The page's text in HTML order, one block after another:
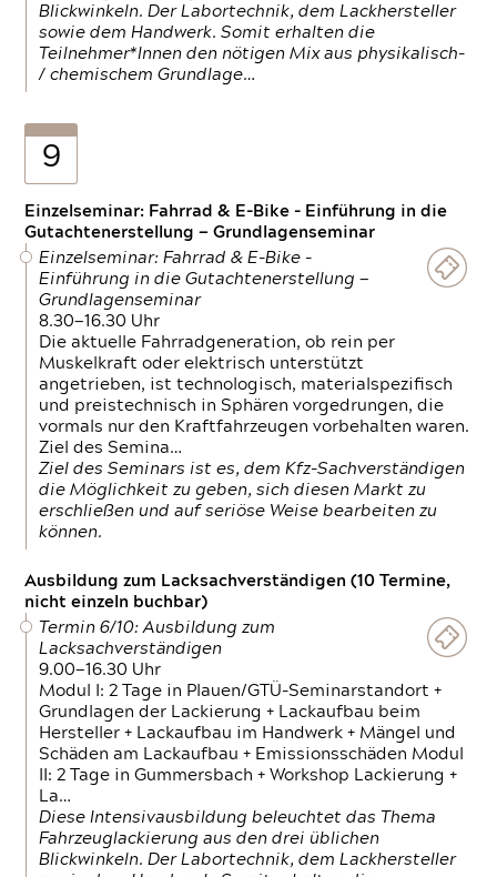
Blickwinkeln. Der Labortechnik, dem Lackhersteller
sowie dem Handwerk. Somit erhalten die
Teilnehmer*Innen den nötigen Mix aus physikalisch-
/ chemischem Grundlage…
9
Einzelseminar: Fahrrad & E-Bike - Einführung in die
Gutachtenerstellung — Grundlagenseminar
Einzelseminar: Fahrrad & E-Bike -
Einführung in die Gutachtenerstellung —
Grundlagenseminar
8.30—16.30 Uhr
Die aktuelle Fahrradgeneration, ob rein per
Muskelkraft oder elektrisch unterstützt
angetrieben, ist technologisch, materialspezifisch
und preistechnisch in Sphären vorgedrungen, die
vormals nur den Kraftfahrzeugen vorbehalten waren.
Ziel des Semina…
Ziel des Seminars ist es, dem Kfz-Sachverständigen
die Möglichkeit zu geben, sich diesen Markt zu
erschließen und auf seriöse Weise bearbeiten zu
können.
Ausbildung zum Lacksachverständigen (10 Termine,
nicht einzeln buchbar)
Termin 6/10: Ausbildung zum
Lacksachverständigen
9.00—16.30 Uhr
Modul I: 2 Tage in Plauen/GTÜ-Seminarstandort +
Grundlagen der Lackierung + Lackaufbau beim
Hersteller + Lackaufbau im Handwerk + Mängel und
Schäden am Lackaufbau + Emissionsschäden Modul
II: 2 Tage in Gummersbach + Workshop Lackierung +
La…
Diese Intensivausbildung beleuchtet das Thema
Fahrzeuglackierung aus den drei üblichen
Blickwinkeln. Der Labortechnik, dem Lackhersteller